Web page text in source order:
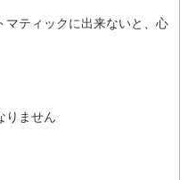
マティックに出来ないと、心
りません